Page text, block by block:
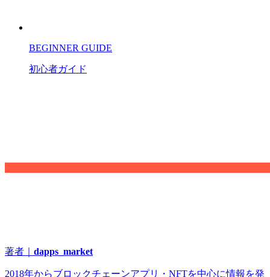
BEGINNER GUIDE
初心者ガイド
著者｜ dapps_market
2018年からブロックチェーンアプリ・NFTを中心に情報を発